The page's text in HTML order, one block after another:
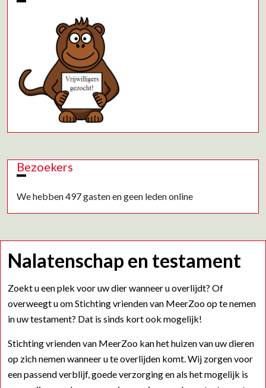
Bezoekers
We hebben 497 gasten en geen leden online
Nalatenschap en testament
Zoekt u een plek voor uw dier wanneer u overlijdt? Of
overweegt u om Stichting vrienden van MeerZoo op te nemen
in uw testament? Dat is sinds kort ook mogelijk!
Stichting vrienden van MeerZoo kan het huizen van uw dieren
op zich nemen wanneer u te overlijden komt. Wij zorgen voor
een passend verblijf, goede verzorging en als het mogelijk is